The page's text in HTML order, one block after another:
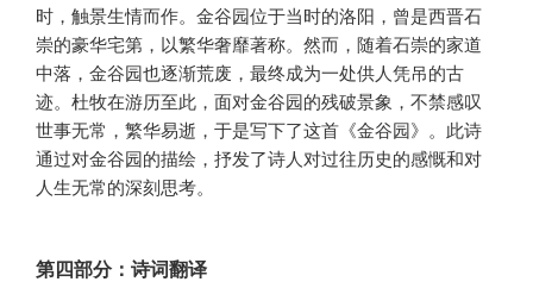
时，触景生情而作。金谷园位于当时的洛阳，曾是西晋石
崇的豪华宅第，以繁华奢靡著称。然而，随着石崇的家道
中落，金谷园也逐渐荒废，最终成为一处供人凭吊的古
迹。杜牧在游历至此，面对金谷园的残破景象，不禁感叹
世事无常，繁华易逝，于是写下了这首《金谷园》。此诗
通过对金谷园的描绘，抒发了诗人对过往历史的感慨和对
人生无常的深刻思考。
第四部分：诗词翻译